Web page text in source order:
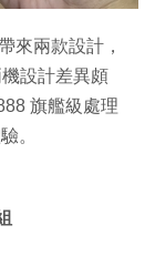
來兩款設計，
設計差異頗
旗艦級處理
。